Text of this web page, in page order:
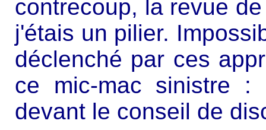
contrecoup, la revue
j'étais un pilier.
déclenché par ces
ce mic-mac sinistre :
devant le conseil de